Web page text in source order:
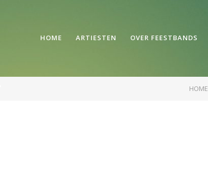
HOME ARTIESTEN OVER FEESTBANDS
HOME